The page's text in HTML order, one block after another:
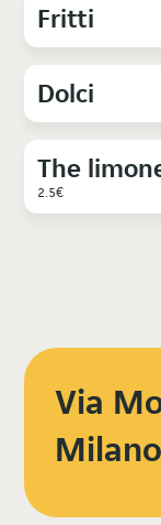
Fritti
Dolci
2.5€
Via